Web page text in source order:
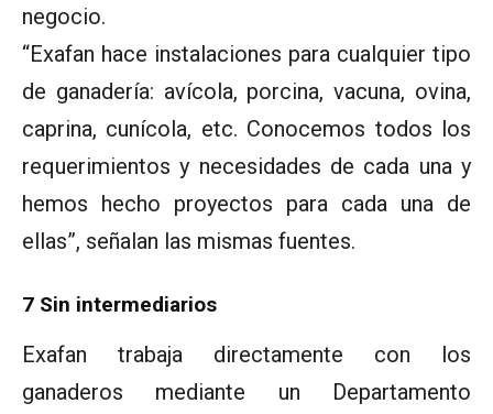
negocio.
“Exafan hace instalaciones para cualquier tipo
de ganadería: avícola, porcina, vacuna, ovina,
caprina, cunícola, etc. Conocemos todos los
requerimientos y necesidades de cada una y
hemos hecho proyectos para cada una de
ellas”, señalan las mismas fuentes.
7 Sin intermediarios
Exafan trabaja directamente con los
ganaderos mediante un Departamento